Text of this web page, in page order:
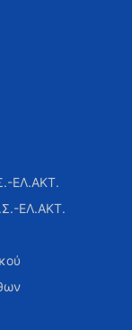
ΕΛ.ΑΚΤ.
ΕΛ.ΑΚΤ.